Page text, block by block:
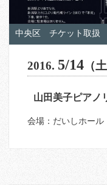
中央区 チケット取扱
2016. 5/14 （土
山田美子ピアノ
会場：だいしホー